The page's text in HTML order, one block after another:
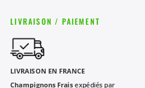
LIVRAISON / PAIEMENT
LIVRAISON EN FRANCE
Champignons Fraisexpédiés par